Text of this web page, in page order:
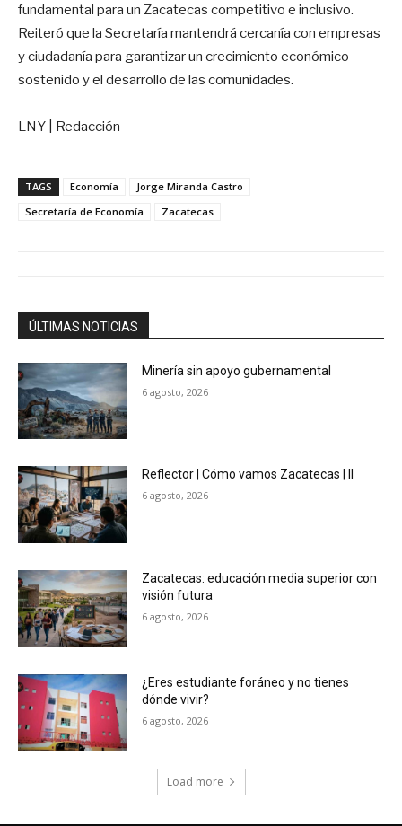
fundamental para un Zacatecas competitivo e inclusivo.
Reiteró que la Secretaría mantendrá cercanía con empresas
y ciudadanía para garantizar un crecimiento económico
sostenido y el desarrollo de las comunidades.
LNY | Redacción
TAGS Economía
Jorge Miranda Castro
Secretaría de Economía
Zacatecas
ÚLTIMAS NOTICIAS
Minería sin apoyo gubernamental
6 agosto, 2026
Reflector | Cómo vamos Zacatecas | II
6 agosto, 2026
Zacatecas: educación media superior con
visión futura
6 agosto, 2026
¿Eres estudiante foráneo y no tienes
dónde vivir?
6 agosto, 2026
Load more